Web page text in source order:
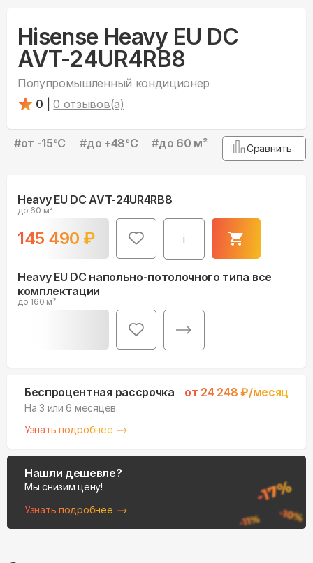
Hisense Heavy EU DC
AVT-24UR4RB8
Полупромышленный кондиционер
0
0 отзывов(а)
#от -15°С #до +48°С #до 60 м² Сравнить
Heavy EU DC AVT-24UR4RB8
до 60 м²
145 490 ₽ i
Heavy EU DC напольно-потолочного типа все
комплектации
до 160 м²
Беспроцентная рассрочка от 24 248 ₽/месяц
На 3 или 6 месяцев.
Узнать подробнее
Нашли дешевле?
Мы снизим цену!
Узнать подробнее